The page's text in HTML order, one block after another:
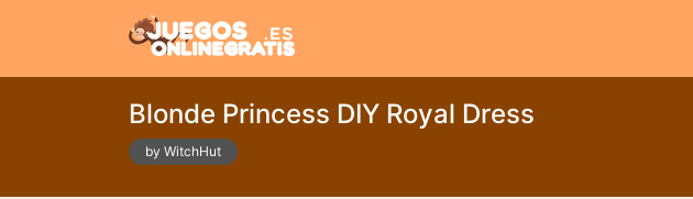
Blonde Princess DIY Royal Dress
by WitchHut